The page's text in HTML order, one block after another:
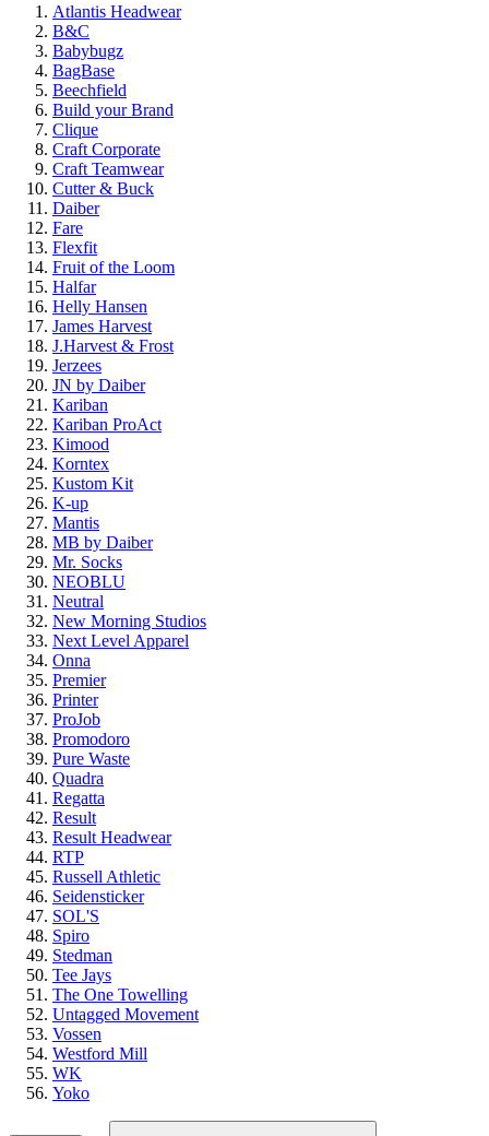
Atlantis Headwear
B&C
Babybugz
BagBase
Beechfield
Build your Brand
Clique
Craft Corporate
Craft Teamwear
Cutter & Buck
Daiber
Fare
Flexfit
Fruit of the Loom
Halfar
Helly Hansen
James Harvest
J.Harvest & Frost
Jerzees
JN by Daiber
Kariban
Kariban ProAct
Kimood
Korntex
Kustom Kit
K-up
Mantis
MB by Daiber
Mr. Socks
NEOBLU
Neutral
New Morning Studios
Next Level Apparel
Onna
Premier
Printer
ProJob
Promodoro
Pure Waste
Quadra
Regatta
Result
Result Headwear
RTP
Russell Athletic
Seidensticker
SOL'S
Spiro
Stedman
Tee Jays
The One Towelling
Untagged Movement
Vossen
Westford Mill
WK
Yoko